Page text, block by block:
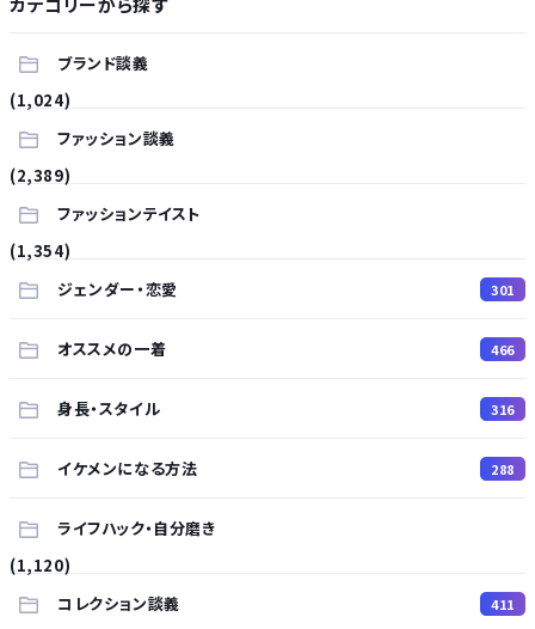
ブランド談義
(1,024)
ファッション談義
(2,389)
ファッションテイスト
(1,354)
ジェンダー・恋愛
301
オススメの一着 466
身長・スタイル 316
イケメンになる方法 288
ライフハック・自分磨き
(1,120)
コレクション談義
411